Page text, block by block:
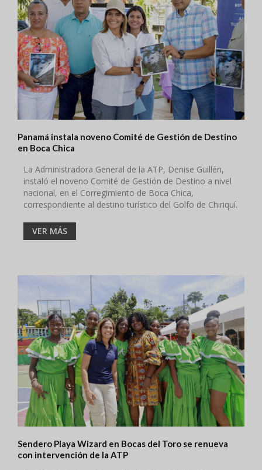
Panamá instala noveno Comité de Gestión de Destino
en Boca Chica
La Administradora General de la ATP, Denise Guillén,
instaló el noveno Comité de Gestión de Destino a nivel
nacional, en el Corregimiento de Boca Chica,
correspondiente al destino turístico del Golfo de Chiriquí.
VER MÁS
Sendero Playa Wizard en Bocas del Toro se renueva
con intervención de la ATP